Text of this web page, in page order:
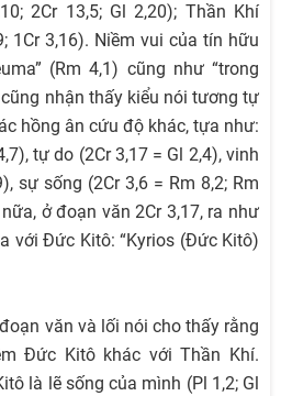
2Cr 13,5; Gl 2,20); Thần Khí
1Cr 3,16). Niềm vui của tín hữu
(Rm 4,1) cũng như “trong
cũng nhận thấy kiểu nói tương tự
hồng ân cứu độ khác, tựa như:
tự do (2Cr 3,17 = Gl 2,4), vinh
sự sống (2Cr 3,6 = Rm 8,2; Rm
ở đoạn văn 2Cr 3,17, ra như
với Đức Kitô: “Kyrios (Đức Kitô)
văn và lối nói cho thấy rằng
Đức Kitô khác với Thần Khí.
là lẽ sống của mình (Pl 1,2; Gl